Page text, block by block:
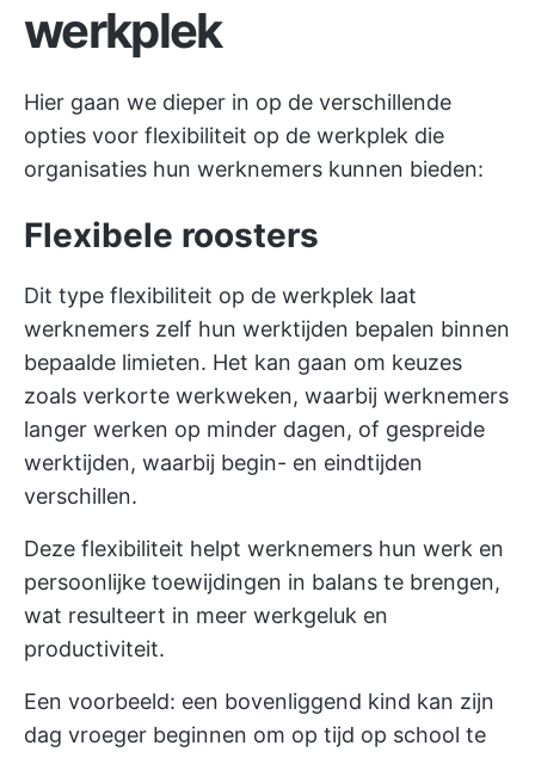
werkplek
Hier gaan we dieper in op de verschillende
opties voor flexibiliteit op de werkplek die
organisaties hun werknemers kunnen bieden:
Flexibele roosters
Dit type flexibiliteit op de werkplek laat
werknemers zelf hun werktijden bepalen binnen
bepaalde limieten. Het kan gaan om keuzes
zoals verkorte werkweken, waarbij werknemers
langer werken op minder dagen, of gespreide
werktijden, waarbij begin- en eindtijden
verschillen.
Deze flexibiliteit helpt werknemers hun werk en
persoonlijke toewijdingen in balans te brengen,
wat resulteert in meer werkgeluk en
productiviteit.
Een voorbeeld: een bovenliggend kind kan zijn
dag vroeger beginnen om op tijd op school te